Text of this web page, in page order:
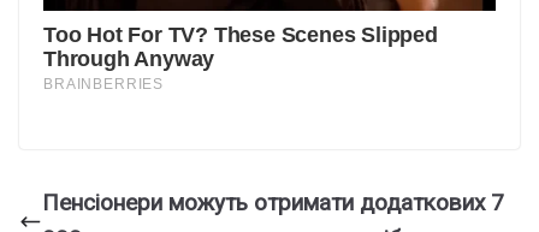
Пенсіонери можуть отримати додаткових 7